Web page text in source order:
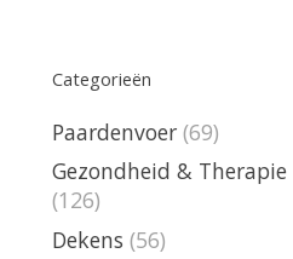
Categorieën
Paardenvoer (69)
Gezondheid & Therapie
(126)
Dekens (56)